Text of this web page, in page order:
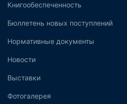
Книгообеспеченность
Бюллетень новых поступлений
Нормативные документы
Новости
Выставки
Фотогалерея